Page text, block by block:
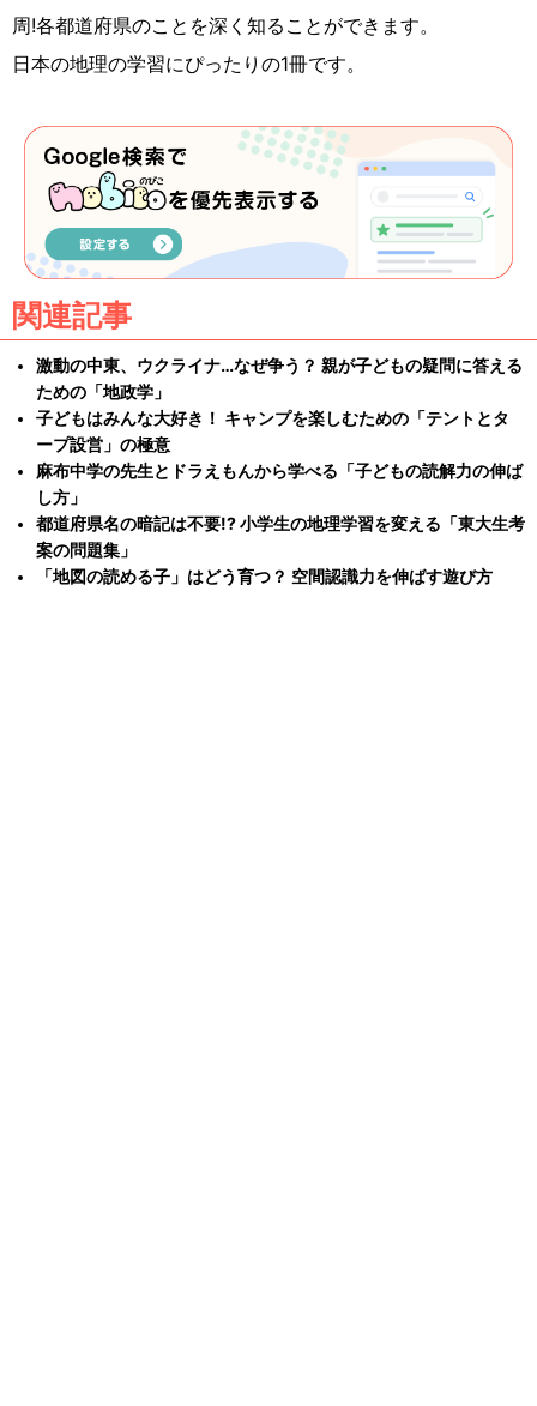
周!各都道府県のことを深く知ることができます。
日本の地理の学習にぴったりの1冊です。
関連記事
激動の中東、ウクライナ…なぜ争う？ 親が子どもの疑問に答える
ための「地政学」
子どもはみんな大好き！ キャンプを楽しむための「テントとタ
ープ設営」の極意
麻布中学の先生とドラえもんから学べる「子どもの読解力の伸ば
し方」
都道府県名の暗記は不要!? 小学生の地理学習を変える「東大生考
案の問題集」
「地図の読める子」はどう育つ？ 空間認識力を伸ばす遊び方